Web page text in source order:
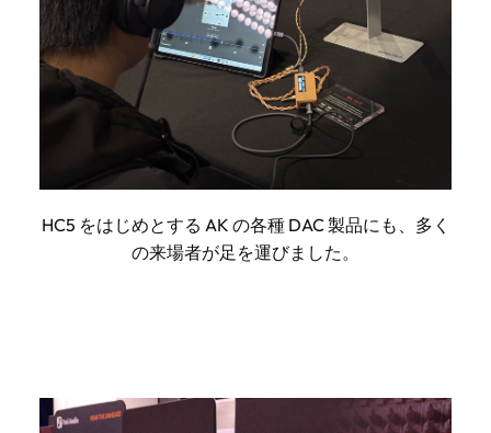
HC5 をはじめとする AK の各種 DAC 製品にも、多く
の来場者が足を運びました。